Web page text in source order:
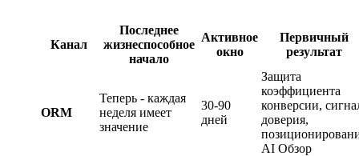
Канал
Последнее
жизнеспособное
начало
Активное
окно
Первичный
результат
ORM
Теперь - каждая
неделя имеет
значение
30-90
дней
Защита
коэффициента
конверсии,
доверия,
AI Обзор